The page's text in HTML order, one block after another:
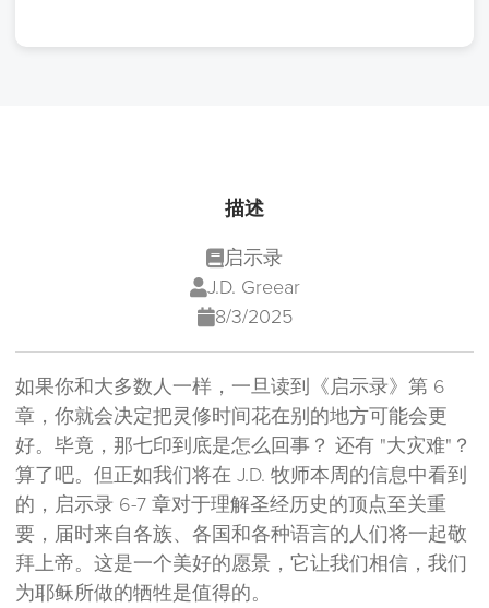
描述
启示录
J.D. Greear
8/3/2025
如果你和大多数人一样，一旦读到《启示录》第 6
章，你就会决定把灵修时间花在别的地方可能会更
好。毕竟，那七印到底是怎么回事？ 还有 "大灾难"？
算了吧。但正如我们将在 J.D. 牧师本周的信息中看到
的，启示录 6-7 章对于理解圣经历史的顶点至关重
要，届时来自各族、各国和各种语言的人们将一起敬
拜上帝。这是一个美好的愿景，它让我们相信，我们
为耶稣所做的牺牲是值得的。